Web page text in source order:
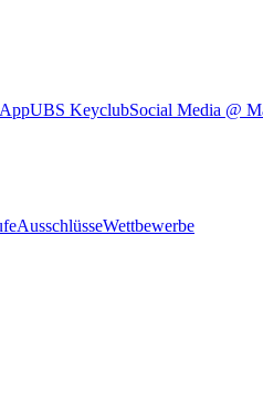
UBS KeyclubSocial Media @
AusschlüsseWettbewerbe